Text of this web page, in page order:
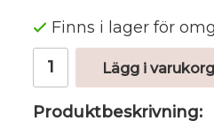
Finns i lager för
Lägg i
Produktbeskrivning: